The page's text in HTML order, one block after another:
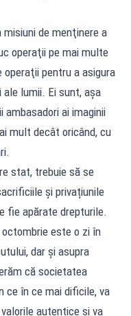
de menţinere a
operaţii pe mai multe
pentru a asigura
lumii. Ei sunt, așa
ai imaginii
mult decât oricând, cu
stat, trebuie să se
și privațiunile
fie apărate drepturile.
este o zi în
dar și asupra
că societatea
ce în ce mai dificile, va
autentice și va